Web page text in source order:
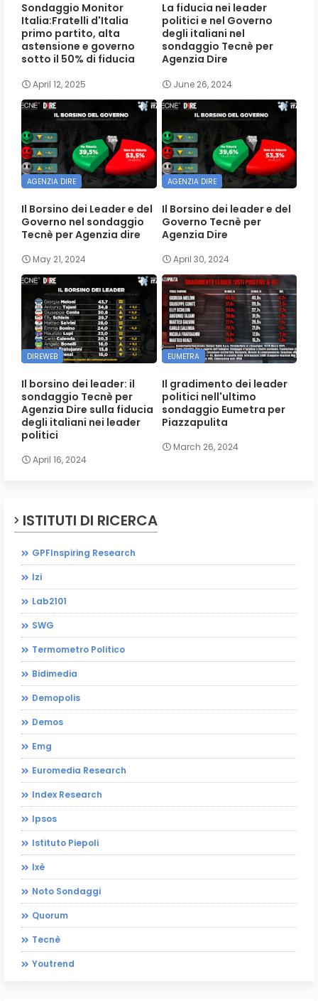
Sondaggio Monitor
Italia:Fratelli d'Italia
primo partito, alta
astensione e governo
sotto il 50% di fiducia
April 12, 2025
La fiducia nei leader
politici e nel Governo
degli italiani nel
sondaggio Tecnè per
Agenzia Dire
June 26, 2024
AGENZIA DIRE
Il Borsino dei Leader e del
Governo nel sondaggio
Tecnè per Agenzia dire
May 21, 2024
AGENZIA DIRE
Il Borsino dei leader e del
Governo Tecnè per
Agenzia Dire
April 30, 2024
DIREWEB
Il borsino dei leader: il
sondaggio Tecnè per
Agenzia Dire sulla fiducia
degli italiani nei leader
politici
April 16, 2024
EUMETRA
Il gradimento dei leader
politici nell'ultimo
sondaggio Eumetra per
Piazzapulita
March 26, 2024
ISTITUTI DI RICERCA
GPFInspiring Research
Izi
Lab2101
SWG
Termometro Politico
Bidimedia
Demopolis
Demos
Emg
Euromedia Research
Index Research
Ipsos
Istituto Piepoli
Ixè
Noto Sondaggi
Quorum
Tecnè
Youtrend